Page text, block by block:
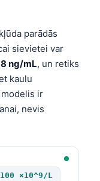
parādās
sievietei var
8 ng/mL, un retiks
kaulu
ir
nevis
×10^9/L